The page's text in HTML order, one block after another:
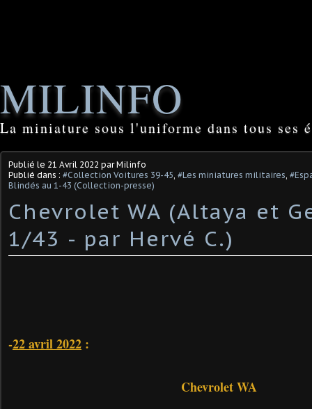
MILINFO
La miniature sous l'uniforme dans tous ses
Publié le 21 Avril 2022 par Milinfo
Publié dans : #Collection Voitures 39-45, #Les miniatures militaires,
Blindés au 1-43 (Collection-presse)
Chevrolet WA (Altaya et
1/43 - par Hervé C.)
-22 avril 2022 :
Chevrolet WA